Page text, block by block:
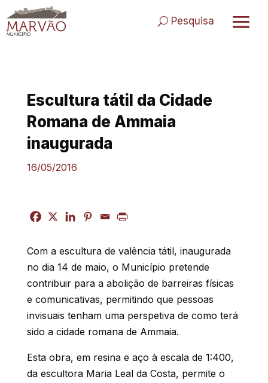
to
content
Pesquisa
Escultura tátil da Cidade
Romana de Ammaia
inaugurada
16/05/2016
Com a escultura de valência tátil, inaugurada
no dia 14 de maio, o Município pretende
contribuir para a abolição de barreiras físicas
e comunicativas, permitindo que pessoas
invisuais tenham uma perspetiva de como terá
sido a cidade romana de Ammaia.
Esta obra, em resina e aço à escala de 1:400,
da escultora Maria Leal da Costa, permite o